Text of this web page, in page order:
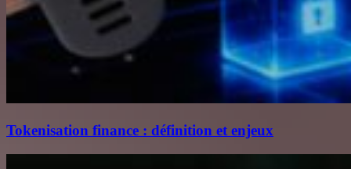
Tokenisation finance : définition et enjeux